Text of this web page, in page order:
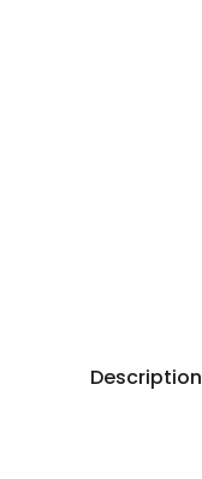
Description